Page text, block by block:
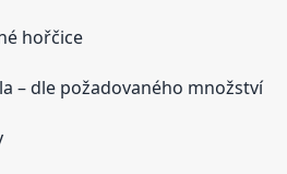
hořčice
– dle požadovaného množství